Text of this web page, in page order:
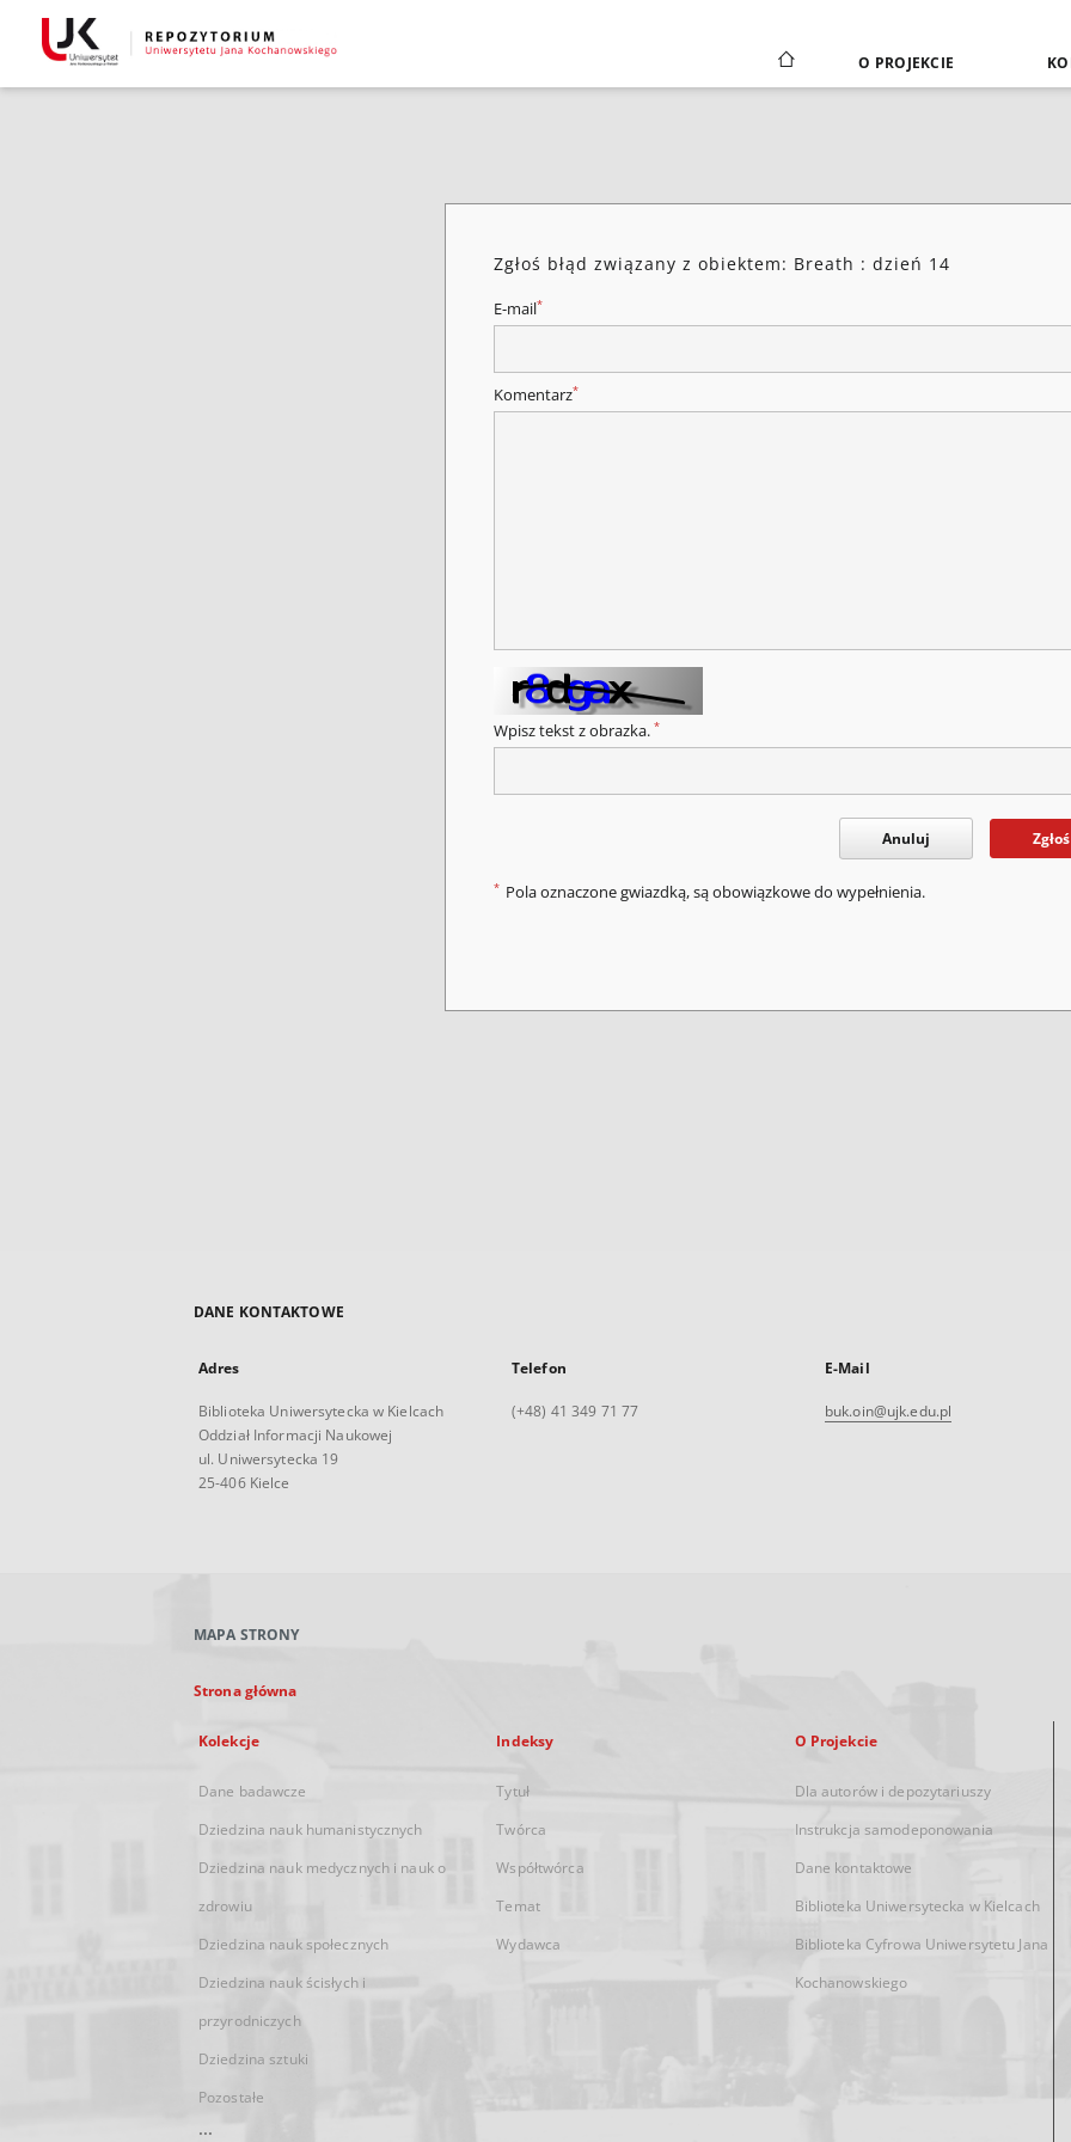
O PROJEKCIE
Zgłoś błąd związany z obiektem: Breath : dzień 14
E-mail*
Komentarz*
Wpisz tekst z obrazka. *
Anuluj Zgłoś
* Pola oznaczone gwiazdką, są obowiązkowe do wypełnienia.
DANE KONTAKTOWE
Adres
Biblioteka Uniwersytecka w Kielcach
Oddział Informacji Naukowej
ul. Uniwersytecka 19
25-406 Kielce
Telefon
(+48) 41 349 71 77
E-Mail
buk.oin@ujk.edu.pl
MAPA STRONY
Strona główna
Kolekcje
Dane badawcze
Dziedzina nauk humanistycznych
Dziedzina nauk medycznych i nauk o
zdrowiu
Dziedzina nauk społecznych
Dziedzina nauk ścisłych i
przyrodniczych
Dziedzina sztuki
Pozostałe
...
Indeksy
Tytuł
Twórca
Współtwórca
Temat
Wydawca
O Projekcie
Dla autorów i depozytariuszy
Instrukcja samodeponowania
Dane kontaktowe
Biblioteka Uniwersytecka w Kielcach
Biblioteka Cyfrowa Uniwersytetu Jana
Kochanowskiego